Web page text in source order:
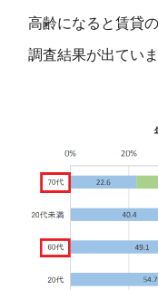
高齢になると賃貸
調査結果が出ていま